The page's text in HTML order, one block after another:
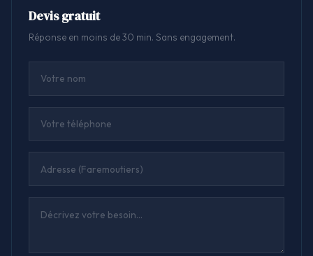
Devis gratuit
Réponse en moins de 30 min. Sans engagement.